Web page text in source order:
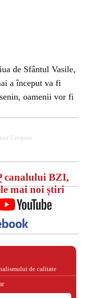
de Sfântul Vasile,
a început va fi
oamenii vor fi
Creștine
canalului BZI,
mai noi știri
de calitate